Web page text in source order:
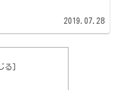
2019.07.28